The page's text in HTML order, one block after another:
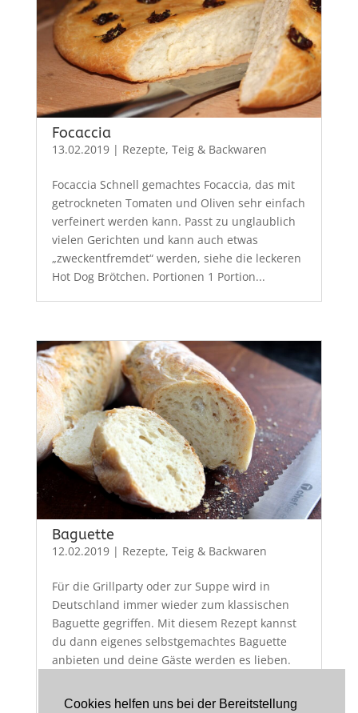
Cookies helfen uns bei der Bereitstellung
Focaccia
13.02.2019| Rezepte, Teig & Backwaren
Focaccia Schnell gemachtes Focaccia, das mit
getrockneten Tomaten und Oliven sehr einfach
verfeinert werden kann. Passt zu unglaublich
vielen Gerichten und kann auch etwas
„zweckentfremdet“ werden, siehe die leckeren
Hot Dog Brötchen. Portionen 1 Portion...
Baguette
12.02.2019| Rezepte, Teig & Backwaren
Für die Grillparty oder zur Suppe wird in
Deutschland immer wieder zum klassischen
Baguette gegriffen. Mit diesem Rezept kannst
du dann eigenes selbstgemachtes Baguette
anbieten und deine Gäste werden es lieben.
Minuten Backzeit...